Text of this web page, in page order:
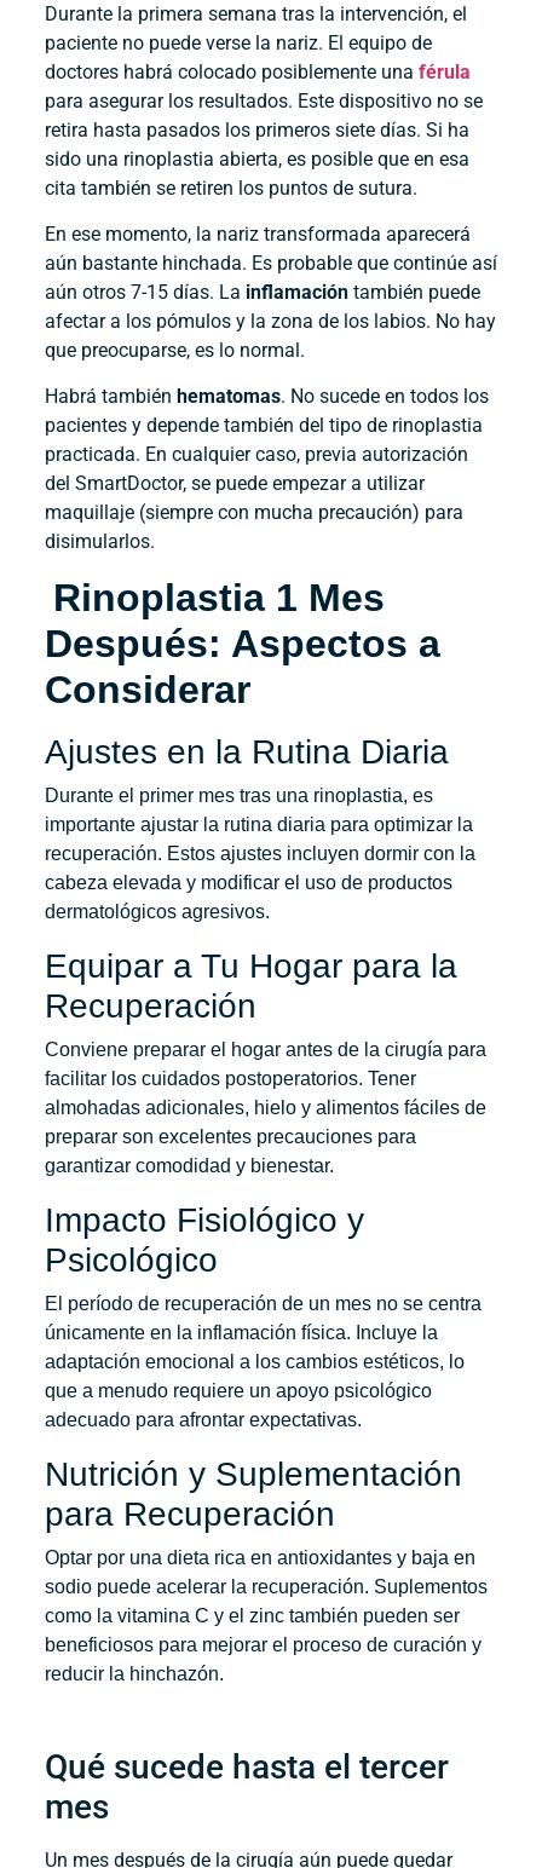
Durante la primera semana tras la intervención, el
paciente no puede verse la nariz. El equipo de
doctores habrá colocado posiblemente una férula
para asegurar los resultados. Este dispositivo no se
retira hasta pasados los primeros siete días. Si ha
sido una rinoplastia abierta, es posible que en esa
cita también se retiren los puntos de sutura.
En ese momento, la nariz transformada aparecerá
aún bastante hinchada. Es probable que continúe así
aún otros 7-15 días. La inflamacióntambién puede
afectar a los pómulos y la zona de los labios. No hay
que preocuparse, es lo normal.
Habrá también hematomas. No sucede en todos los
pacientes y depende también del tipo de rinoplastia
practicada. En cualquier caso, previa autorización
del SmartDoctor, se puede empezar a utilizar
maquillaje (siempre con mucha precaución) para
disimularlos.
Rinoplastia 1 Mes
Después: Aspectos a
Considerar
Ajustes en la Rutina Diaria
Durante el primer mes tras una rinoplastia, es
importante ajustar la rutina diaria para optimizar la
recuperación. Estos ajustes incluyen dormir con la
cabeza elevada y modificar el uso de productos
dermatológicos agresivos.
Equipar a Tu Hogar para la
Recuperación
Conviene preparar el hogar antes de la cirugía para
facilitar los cuidados postoperatorios. Tener
almohadas adicionales, hielo y alimentos fáciles de
preparar son excelentes precauciones para
garantizar comodidad y bienestar.
Impacto Fisiológico y
Psicológico
El período de recuperación de un mes no se centra
únicamente en la inflamación física. Incluye la
adaptación emocional a los cambios estéticos, lo
que a menudo requiere un apoyo psicológico
adecuado para afrontar expectativas.
Nutrición y Suplementación
para Recuperación
Optar por una dieta rica en antioxidantes y baja en
sodio puede acelerar la recuperación. Suplementos
como la vitamina C y el zinc también pueden ser
beneficiosos para mejorar el proceso de curación y
reducir la hinchazón.
Qué sucede hasta el tercer
mes
Un mes después de la cirugía aún puede quedar